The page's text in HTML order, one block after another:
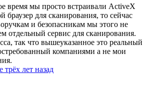
время мы просто встраивали ActiveX
браузер для сканирования, то сейчас
и безопасникам мы этого не
отдельный сервис для сканирования.
так что вышеуказанное это реальный
компаниями а не мои
трёх лет назад